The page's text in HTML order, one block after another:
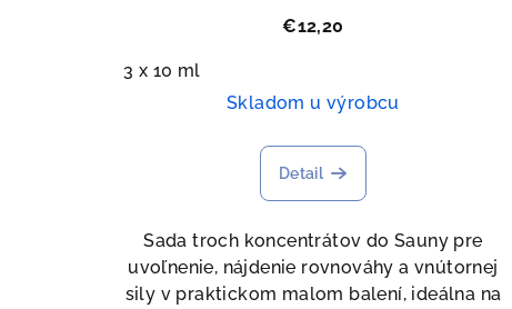
€12,20
3 x 10 ml
Skladom u výrobcu
Detail
Sada troch koncentrátov do Sauny pre
uvoľnenie, nájdenie rovnováhy a vnútornej
sily v praktickom malom balení, ideálna na